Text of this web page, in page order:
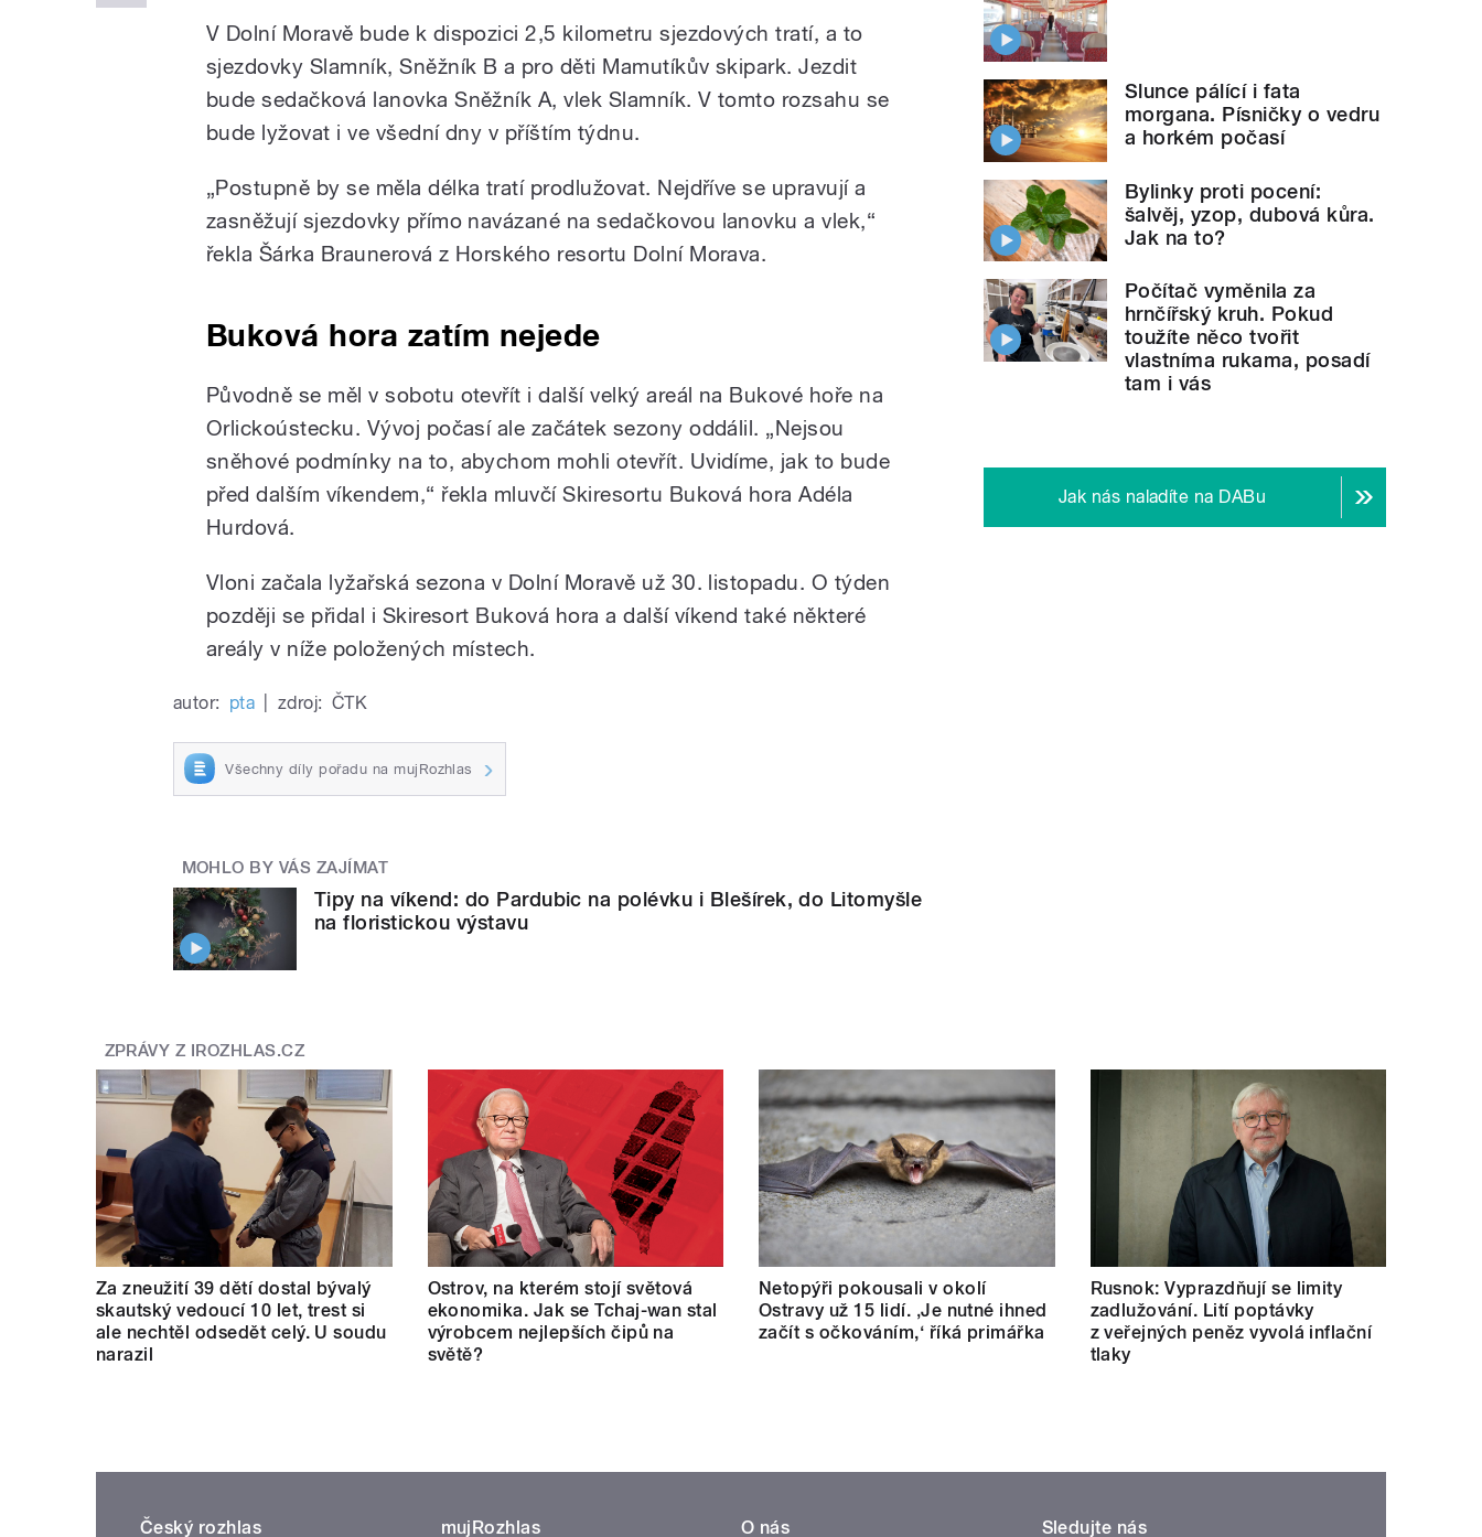
V Dolní Moravě bude k dispozici 2,5 kilometru sjezdových tratí, a to
sjezdovky Slamník, Sněžník B a pro děti Mamutíkův skipark. Jezdit
bude sedačková lanovka Sněžník A, vlek Slamník. V tomto rozsahu se
bude lyžovat i ve všední dny v příštím týdnu.
„Postupně by se měla délka tratí prodlužovat. Nejdříve se upravují a
zasněžují sjezdovky přímo navázané na sedačkovou lanovku a vlek,“
řekla Šárka Braunerová z Horského resortu Dolní Morava.
Buková hora zatím nejede
Původně se měl v sobotu otevřít i další velký areál na Bukové hoře na
Orlickoústecku. Vývoj počasí ale začátek sezony oddálil. „Nejsou
sněhové podmínky na to, abychom mohli otevřít. Uvidíme, jak to bude
před dalším víkendem,“ řekla mluvčí Skiresortu Buková hora Adéla
Hurdová.
Vloni začala lyžařská sezona v Dolní Moravě už 30. listopadu. O týden
později se přidal i Skiresort Buková hora a další víkend také některé
areály v níže položených místech.
autor: pta zdroj: ČTK
Všechny díly pořadu na mujRozhlas
MOHLO BY VÁS ZAJÍMAT
Tipy na víkend: do Pardubic na polévku i Blešírek, do Litomyšle
na floristickou výstavu
Slunce pálící i fata
morgana. Písničky o vedru
a horkém počasí
Bylinky proti pocení:
šalvěj, yzop, dubová kůra.
Jak na to?
Počítač vyměnila za
hrnčířský kruh. Pokud
toužíte něco tvořit
vlastníma rukama, posadí
tam i vás
Jak nás naladíte na DABu
ZPRÁVY Z IROZHLAS.CZ
Za zneužití 39 dětí dostal bývalý
skautský vedoucí 10 let, trest si
ale nechtěl odsedět celý. U soudu
narazil
Ostrov, na kterém stojí světová
ekonomika. Jak se Tchaj-wan stal
výrobcem nejlepších čipů na
světě?
Netopýři pokousali v okolí
Ostravy už 15 lidí. ‚Je nutné ihned
začít s očkováním,‘ říká primářka
Rusnok: Vyprazdňují se limity
zadlužování. Lití poptávky
z veřejných peněz vyvolá inflační
tlaky
Český rozhlas mujRozhlas O nás Sledujte nás